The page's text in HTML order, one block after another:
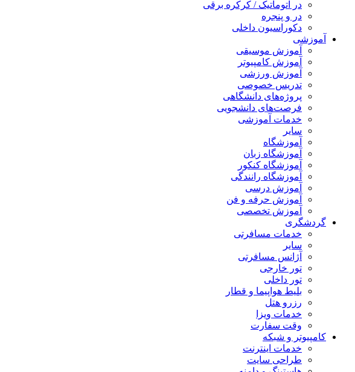
در اتوماتیک / کرکره برقی
در و پنجره
دکوراسیون داخلی
آموزشی
آموزش موسیقی
آموزش کامپیوتر
آموزش ورزشی
تدریس خصوصی
پروژه‌های دانشگاهی
فرصت‌های دانشجویی
خدمات آموزشی
سایر
آموزشگاه
آموزشگاه زبان
آموزشگاه کنکور
آموزشگاه رانندگی
آموزش درسی
آموزش حرفه و فن
آموزش تخصصی
گردشگری
خدمات مسافرتی
سایر
آژانس مسافرتی
تور خارجی
تور داخلی
بلیط هواپیما و قطار
رزرو هتل
خدمات ویزا
وقت سفارت
کامپیوتر و شبکه
خدمات اینترنت
طراحی سایت